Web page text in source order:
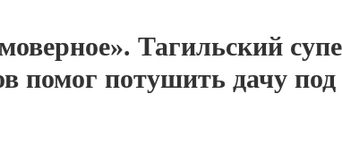
Тагильский
помог потушить дачу